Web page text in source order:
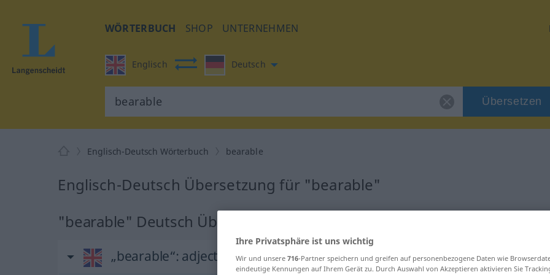
WÖRTERBUCH SHOP UNTERNEHMEN
Englisch Deutsch
Übersetzen
Englisch-Deutsch Wörterbuch bearable
Englisch-Deutsch Übersetzung für "bearable"
"bearable" Deutsch Übersetzung
„bearable“: adjective
Ihre Privatsphäre ist uns wichtig
Wir und unsere 716-Partner speichern und greifen auf personenbezogene Daten wie
eindeutige Kennungen auf Ihrem Gerät zu. Durch Auswahl von Akzeptieren aktivieren Sie